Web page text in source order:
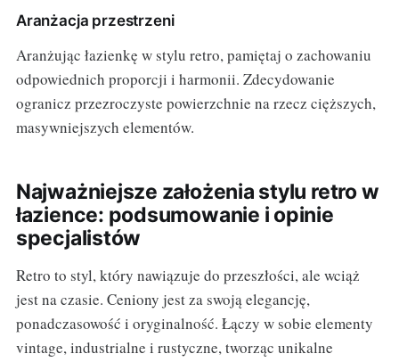
Aranżacja przestrzeni
Aranżując łazienkę w stylu retro, pamiętaj o zachowaniu
odpowiednich proporcji i harmonii. Zdecydowanie
ogranicz przezroczyste powierzchnie na rzecz cięższych,
masywniejszych elementów.
Najważniejsze założenia stylu retro w
łazience: podsumowanie i opinie
specjalistów
Retro to styl, który nawiązuje do przeszłości, ale wciąż
jest na czasie. Ceniony jest za swoją elegancję,
ponadczasowość i oryginalność. Łączy w sobie elementy
vintage, industrialne i rustyczne, tworząc unikalne